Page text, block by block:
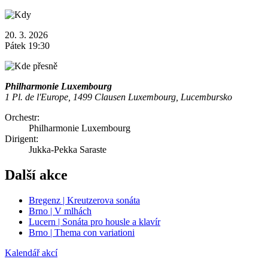
20. 3. 2026
Pátek 19:30
Philharmonie Luxembourg
1 Pl. de l'Europe, 1499 Clausen Luxembourg, Lucembursko
Orchestr:
Philharmonie Luxembourg
Dirigent:
Jukka-Pekka Saraste
Další akce
Bregenz | Kreutzerova sonáta
Brno | V mlhách
Lucern | Sonáta pro housle a klavír
Brno | Thema con variationi
Kalendář akcí